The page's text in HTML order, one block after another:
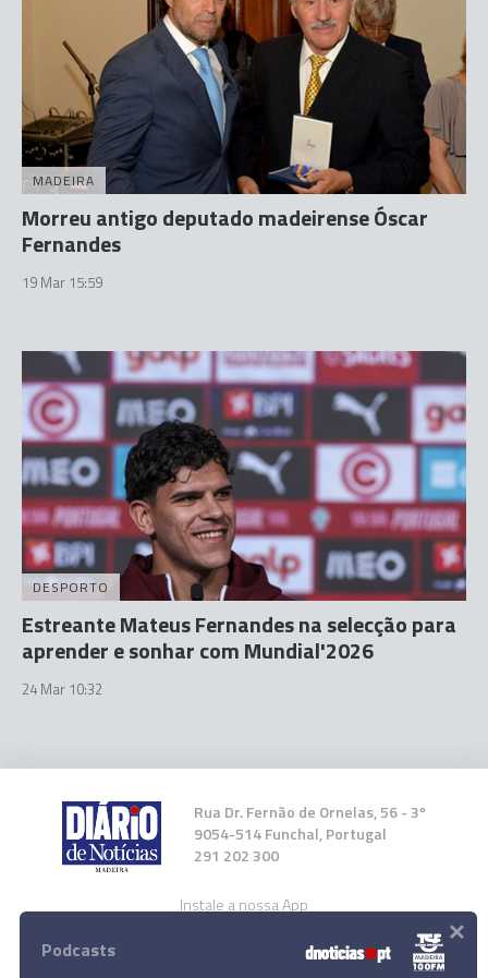
MADEIRA
Morreu antigo deputado madeirense Óscar
Fernandes
19 Mar 15:59
DESPORTO
Estreante Mateus Fernandes na selecção para
aprender e sonhar com Mundial'2026
24 Mar 10:32
Rua Dr. Fernão de Ornelas, 56 - 3º
9054-514 Funchal, Portugal
291 202 300
Instale a nossa App
Podcasts ×